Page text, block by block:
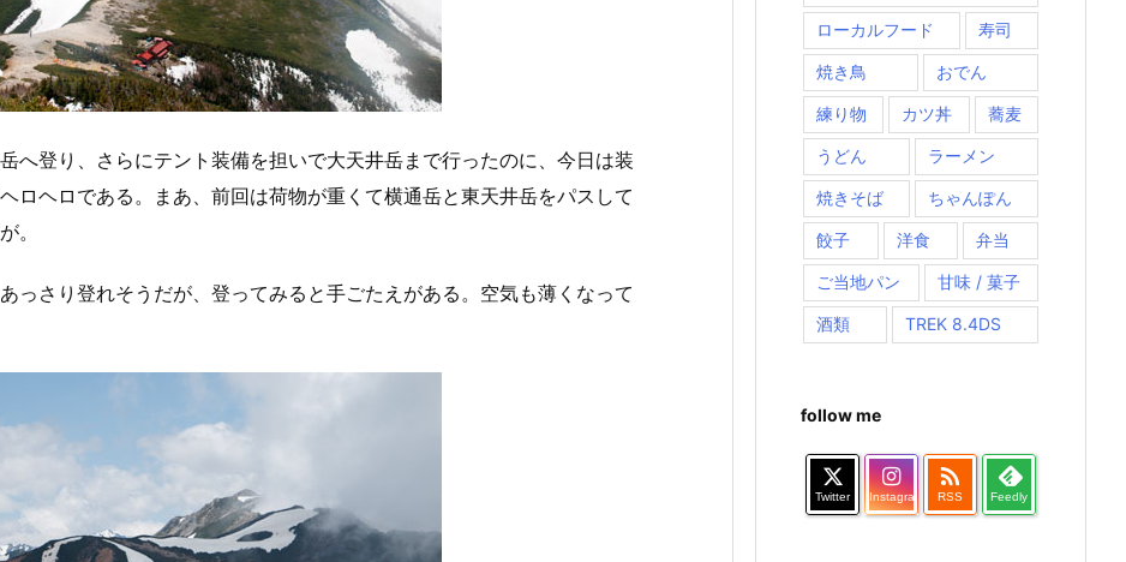
へ登り、さらにテント装備を担いで大天井岳まで行ったのに、今日は装
ロヘロである。まあ、前回は荷物が重くて横通岳と東天井岳をパスして
。
っさり登れそうだが、登ってみると手ごたえがある。空気も薄くなって
ローカルフード 寿司
焼き鳥 おでん
練り物 カツ丼 蕎麦
うどん ラーメン
焼きそば ちゃんぽん
餃子 洋食 弁当
ご当地パン 甘味 / 菓子
酒類 TREK 8.4DS
follow me
Twitter Instagram

RSS Feedly